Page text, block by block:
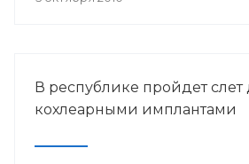
В республике пройдет слет
кохлеарными имплантами